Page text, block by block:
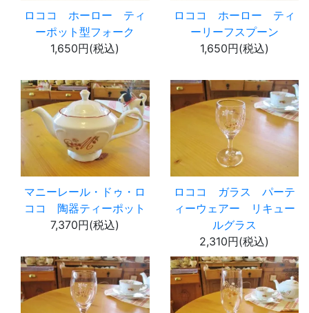
ロココ ホーロー ティ
ーポット型フォーク
1,650円(税込)
ロココ ホーロー ティ
ーリーフスプーン
1,650円(税込)
マニーレール・ドゥ・ロ
ココ 陶器ティーポット
7,370円(税込)
ロココ ガラス パーテ
ィーウェアー リキュー
ルグラス
2,310円(税込)